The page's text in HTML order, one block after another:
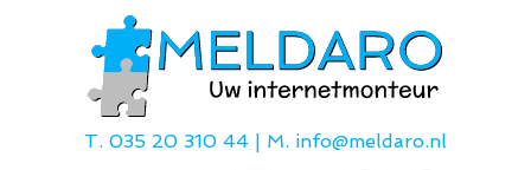
T. 035 20 310 44 | M. info@meldaro.nl